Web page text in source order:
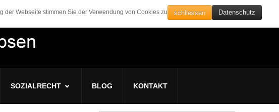
Webseite stimmen Sie der Verwendung von Cookies zu schliessen Datenschutz
SOZIALRECHT BLOG KONTAKT